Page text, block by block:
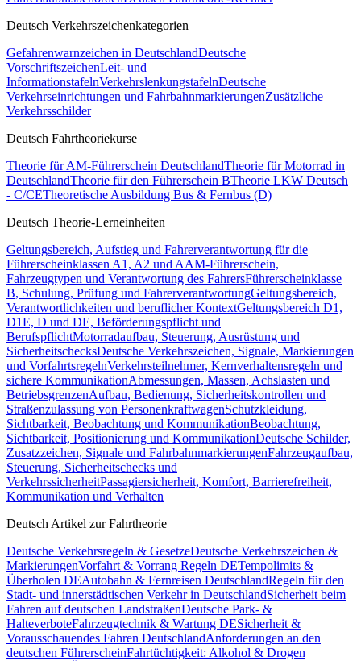
Deutsch Verkehrszeichenkategorien
Gefahrenwarnzeichen in DeutschlandDeutsche
VorschriftszeichenLeit- und
InformationstafelnVerkehrslenkungstafelnDeutsche
Verkehrseinrichtungen und FahrbahnmarkierungenZusätzliche
Verkehrsschilder
Deutsch Fahrtheoriekurse
Theorie für AM-Führerschein DeutschlandTheorie für Motorrad in
DeutschlandTheorie für den Führerschein BTheorie LKW Deutsch
- C/CETheoretische Ausbildung Bus & Fernbus (D)
Deutsch Theorie-Lerneinheiten
Geltungsbereich, Aufstieg und Fahrerverantwortung für die
Führerscheinklassen A1, A2 und AAM-Führerschein,
Fahrzeugtypen und Verantwortung des FahrersFührerscheinklasse
B, Schulung, Prüfung und FahrerverantwortungGeltungsbereich,
Verantwortlichkeiten und beruflicher KontextGeltungsbereich D1,
D1E, D und DE, Beförderungspflicht und
BerufspflichtMotorradaufbau, Steuerung, Ausrüstung und
SicherheitschecksDeutsche Verkehrszeichen, Signale, Markierungen
und VorfahrtsregelnVerkehrsteilnehmer, Kernverhaltensregeln und
sichere KommunikationAbmessungen, Massen, Achslasten und
BetriebsgrenzenAufbau, Bedienung, Sicherheitskontrollen und
Straßenzulassung von PersonenkraftwagenSchutzkleidung,
Sichtbarkeit, Beobachtung und KommunikationBeobachtung,
Sichtbarkeit, Positionierung und KommunikationDeutsche Schilder,
Zusatzzeichen, Signale und FahrbahnmarkierungenFahrzeugaufbau,
Steuerung, Sicherheitschecks und
VerkehrssicherheitPassagiersicherheit, Komfort, Barrierefreiheit,
Kommunikation und Verhalten
Deutsch Artikel zur Fahrtheorie
Deutsche Verkehrsregeln & GesetzeDeutsche Verkehrszeichen &
MarkierungenVorfahrt & Vorrang Regeln DETempolimits &
Überholen DEAutobahn & Fernreisen DeutschlandRegeln für den
Stadt- und innerstädtischen Verkehr in DeutschlandSicherheit beim
Fahren auf deutschen LandstraßenDeutsche Park- &
HalteverboteFahrzeugtechnik & Wartung DESicherheit &
Vorausschauendes Fahren DeutschlandAnforderungen an den
deutschen FührerscheinFahrtüchtigkeit: Alkohol & Drogen